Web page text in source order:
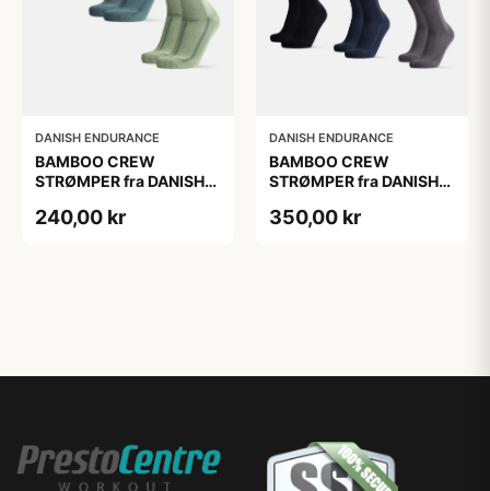
DANISH ENDURANCE
BAMBOO CREW
STRØMPER fra DANISH
Mørkegrøn | Lysegrøn |
240,00 kr
DANISH ENDURANCE
BAMBOO CREW
STRØMPER fra DANISH
38
350,00 kr